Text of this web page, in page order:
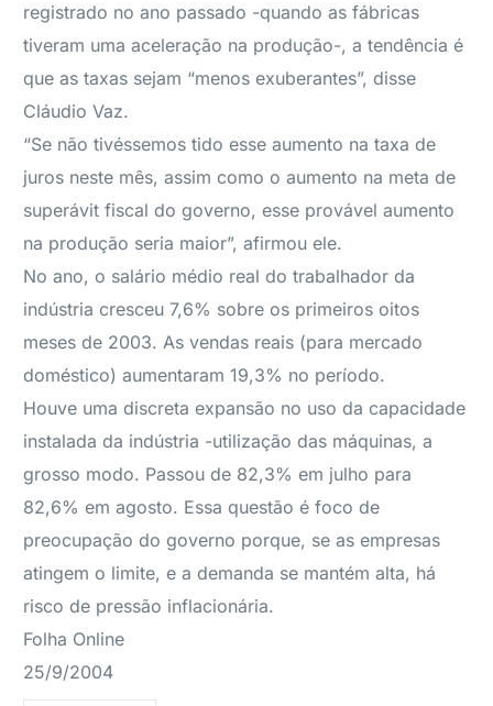
registrado no ano passado -quando as fábricas
tiveram uma aceleração na produção-, a tendência é
que as taxas sejam “menos exuberantes”, disse
Cláudio Vaz.
“Se não tivéssemos tido esse aumento na taxa de
juros neste mês, assim como o aumento na meta de
superávit fiscal do governo, esse provável aumento
na produção seria maior”, afirmou ele.
No ano, o salário médio real do trabalhador da
indústria cresceu 7,6% sobre os primeiros oitos
meses de 2003. As vendas reais (para mercado
doméstico) aumentaram 19,3% no período.
Houve uma discreta expansão no uso da capacidade
instalada da indústria -utilização das máquinas, a
grosso modo. Passou de 82,3% em julho para
82,6% em agosto. Essa questão é foco de
preocupação do governo porque, se as empresas
atingem o limite, e a demanda se mantém alta, há
risco de pressão inflacionária.
Folha Online
25/9/2004